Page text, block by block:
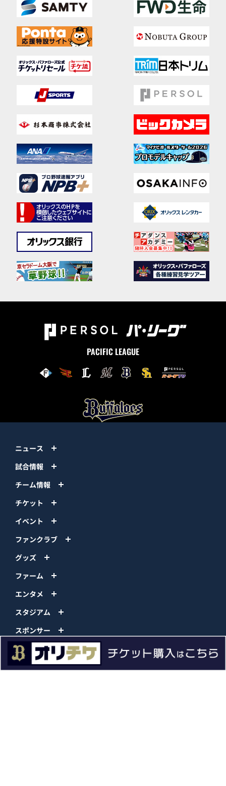
PACIFIC LEAGUE
ニュース
試合情報
チーム情報
チケット
イベント
ファンクラブ
グッズ
ファーム
エンタメ
スタジアム
スポンサー
球団情報
問い合わせ